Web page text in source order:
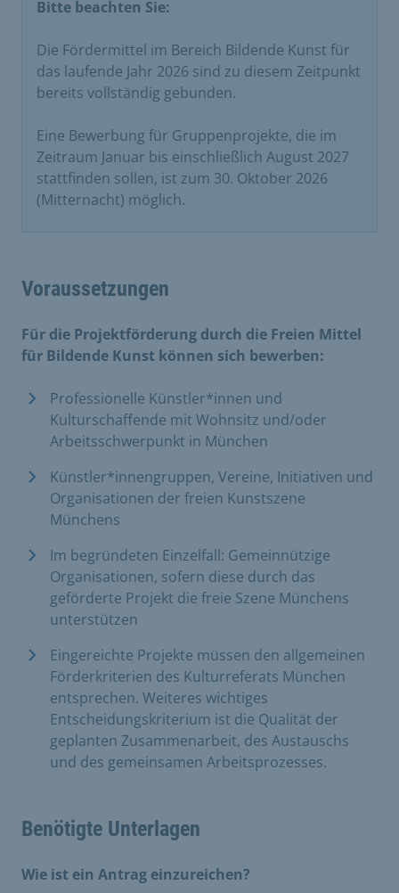
Bitte beachten Sie:
Die Fördermittel im Bereich Bildende Kunst für
das laufende Jahr 2026 sind zu diesem Zeitpunkt
bereits vollständig gebunden.
Eine Bewerbung für Gruppenprojekte, die im
Zeitraum Januar bis einschließlich August 2027
stattfinden sollen, ist zum 30. Oktober 2026
(Mitternacht) möglich.
Voraussetzungen
Für die Projektförderung durch die Freien Mittel
für Bildende Kunst können sich bewerben:
Professionelle Künstler*innen und
Kulturschaffende mit Wohnsitz und/oder
Arbeitsschwerpunkt in München
Künstler*innengruppen, Vereine, Initiativen und
Organisationen der freien Kunstszene
Münchens
Im begründeten Einzelfall: Gemeinnützige
Organisationen, sofern diese durch das
geförderte Projekt die freie Szene Münchens
unterstützen
Eingereichte Projekte müssen den allgemeinen
Förderkriterien des Kulturreferats München
entsprechen. Weiteres wichtiges
Entscheidungskriterium ist die Qualität der
geplanten Zusammenarbeit, des Austauschs
und des gemeinsamen Arbeitsprozesses.
Benötigte Unterlagen
Wie ist ein Antrag einzureichen?